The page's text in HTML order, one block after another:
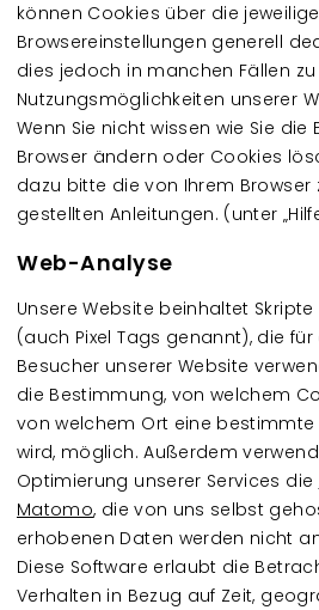
können Cookies über die
Browsereinstellungen generell
dies jedoch in manchen Fällen
Nutzungsmöglichkeiten unserer
Wenn Sie nicht wissen wie Sie die
Browser ändern oder Cookies
dazu bitte die von Ihrem Browser
gestellten Anleitungen. (unter
Web-Analyse
Unsere Website beinhaltet
(auch Pixel Tags genannt), die
Besucher unserer Website
die Bestimmung, von welchem
von welchem Ort eine
wird, möglich. Außerdem
Optimierung unserer Services die
Matomo, die von uns selbst
erhobenen Daten werden nicht
Diese Software erlaubt die
Verhalten in Bezug auf Zeit,